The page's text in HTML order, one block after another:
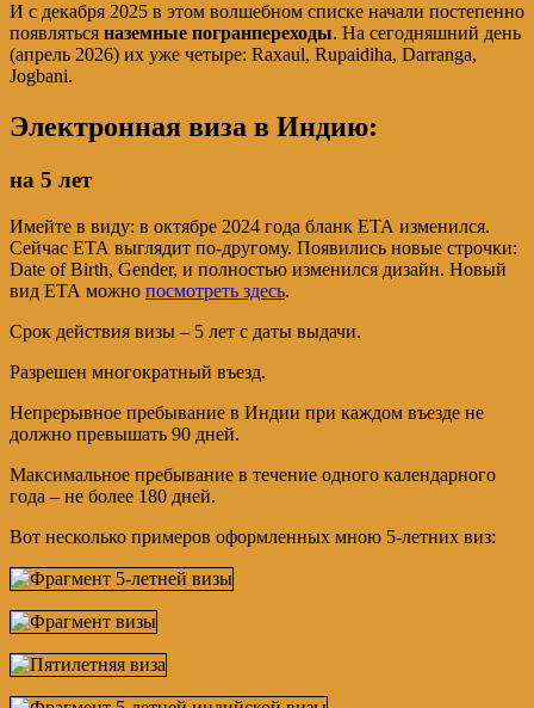
И с декабря 2025 в этом волшебном списке начали постепенно
появляться наземные погранпереходы. На сегодняшний день
(апрель 2026) их уже четыре: Raxaul, Rupaidiha, Darranga,
Jogbani.
Электронная виза в Индию:
на 5 лет
Имейте в виду: в октябре 2024 года бланк ЕТА изменился.
Сейчас ЕТА выглядит по-другому. Появились новые строчки:
Date of Birth, Gender, и полностью изменился дизайн. Новый
вид ЕТА можно посмотреть здесь.
Срок действия визы – 5 лет с даты выдачи.
Разрешен многократный въезд.
Непрерывное пребывание в Индии при каждом въезде не
должно превышать 90 дней.
Максимальное пребывание в течение одного календарного
года – не более 180 дней.
Вот несколько примеров оформленных мною 5-летних виз: